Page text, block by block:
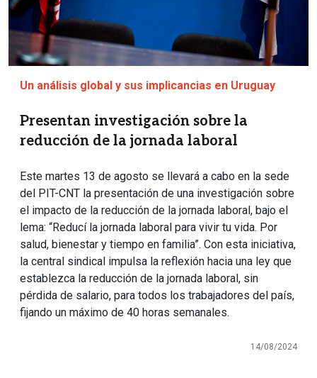
Un análisis global y sus implicancias en Uruguay
Presentan investigación sobre la
reducción de la jornada laboral
Este martes 13 de agosto se llevará a cabo en la sede
del PIT-CNT la presentación de una investigación sobre
el impacto de la reducción de la jornada laboral, bajo el
lema: “Reducí la jornada laboral para vivir tu vida. Por
salud, bienestar y tiempo en familia”. Con esta iniciativa,
la central sindical impulsa la reflexión hacia una ley que
establezca la reducción de la jornada laboral, sin
pérdida de salario, para todos los trabajadores del país,
fijando un máximo de 40 horas semanales.
14/08/2024